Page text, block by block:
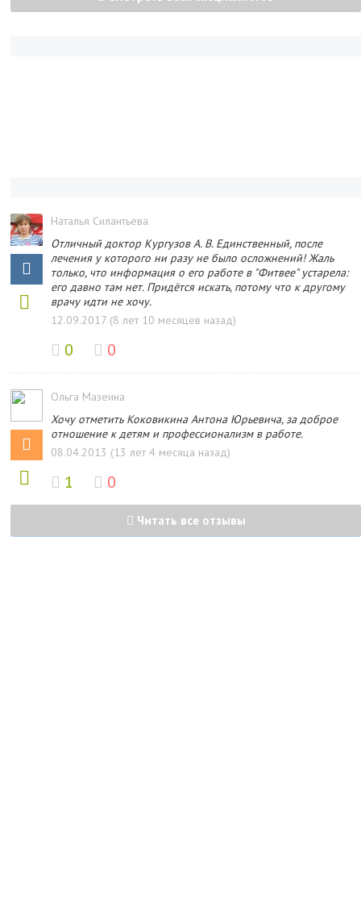
Наталья Силантьева
Отличный доктор Кургузов А. В. Единственный, после
лечения у которого ни разу не было осложнений! Жаль
только, что информация о его работе в "Фитвее" устарела:
его давно там нет. Придётся искать, потому что к другому
врачу идти не хочу.
12.09.2017 (8 лет 10 месяцев назад)
0 0
Ольга Мазеина
Хочу отметить Коковикина Антона Юрьевича, за доброе
отношение к детям и профессионализм в работе.
08.04.2013 (13 лет 4 месяца назад)
1 0
Читать все отзывы